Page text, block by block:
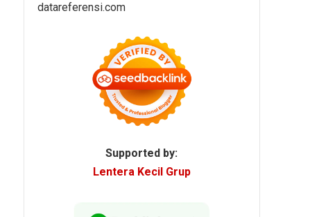
datareferensi.com
Supported by:
Lentera Kecil Grup